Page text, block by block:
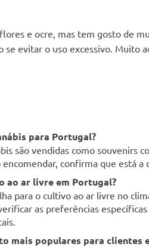
e ocre, mas tem gosto de
se evitar o uso excessivo. Muito
para Portugal?
são vendidas como souvenirs
confirma que está a
ao ar livre em Portugal?
para o cultivo ao ar livre no
as preferências
mais populares para clientes